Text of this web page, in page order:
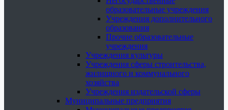
образовательные учреждения
Учреждения дополнительного
образования
Прочие образовательные
учреждения
Учреждения культуры
Учреждения сферы строительства,
жилищного и коммунального
хозяйства
Учреждения издательской сферы
Муниципальные предприятия